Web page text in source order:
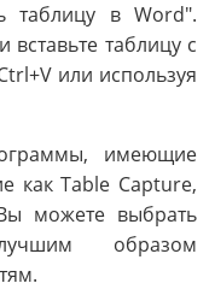
таблицу в Word".
таблицу с
или используя
имеющие
как Table Capture,
можете выбрать
образом